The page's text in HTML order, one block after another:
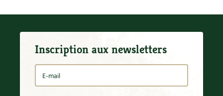
Inscription aux newsletters